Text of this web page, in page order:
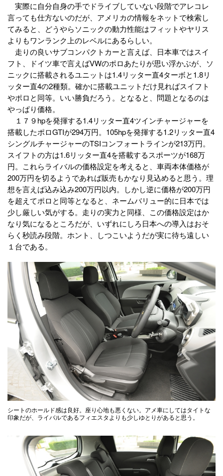
実際に自分自身の手でドライブしていない段階でアレコレ
言っても仕方ないのだが、アメリカの情報をネットで検索し
てみると、どうやらソニックの動力性能はフィットやヤリス
よりもワンランク上のレベルにあるらしい。
走りの良いサブコンパクトカーと言えば、日本車ではスイ
フト、ドイツ車で言えばVWのポロあたりが思い浮かぶが、ソ
ニックに搭載されるユニットは1.4リッター直4ターボと1.8リ
ッター直4の2種類。確かに搭載ユニットだけ見ればスイフト
やポロと同等。いい勝負だろう。となると、問題となるのは
やっぱり価格。
１７９hpを発揮する1.4リッター直4ツインチャージャーを
搭載したポロGTIが294万円。105hpを発揮する1.2リッター直4
シングルチャージャーのTSIコンフォートラインが213万円。
スイフトの方は1.6リッター直4を搭載するスポーツが168万
円。これらライバルの価格設定を考えると、車両本体価格が
200万円を切るようであれば販売もかなり見込めると思う。理
想を言えば込み込み200万円以内。しかし逆に価格が200万円
を超えてポロと同等となると、ネームバリュー的に日本では
少し厳しい気がする。走りの実力と同様、この価格設定はか
なり気になるところだが、いずれにしろ日本への導入はおそ
らく秒読み段階。ホント、しつこいようだが実に待ち遠しい
１台である。
シートのホールド感は良好。座り心地も悪くない。アメ車にしてはタイトな
印象だが、ライバルであるフィエスタよりも少しゆとりがあると思う。